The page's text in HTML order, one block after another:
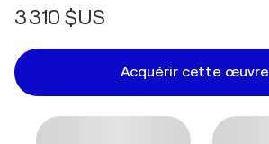
3 310 $US
Acquérir cette œuvre